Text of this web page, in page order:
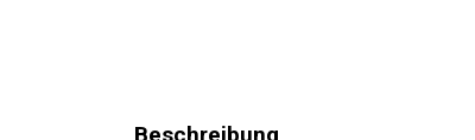
Beschreibung